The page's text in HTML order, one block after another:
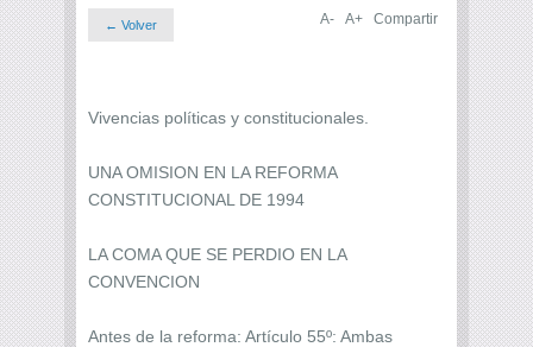
← Volver A- A+ Compartir
Vivencias políticas y constitucionales.
UNA OMISION EN LA REFORMA
CONSTITUCIONAL DE 1994
LA COMA QUE SE PERDIO EN LA
CONVENCION
Antes de la reforma: Artículo 55º: Ambas